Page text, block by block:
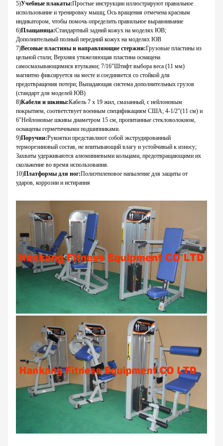
5)Учебные плакаты:Простые инструкции иллюстрируют правильное
использование и тренировку мышц; Ось вращения отмечена красным
индикатором, чтобы помочь определить правильное выравнивание
6)Плащаница:Стандартный задний кожух на моделях ЮВ;
Дополнительный полный передний кожух на моделях ЮВ
7)Весовые пластины и направляющие стержни:Грузовые пластины из
цельной стали; Верхняя утяжеляющая пластина оснащена
самосмазывающимися втулками; 7/16"Штифт выбора веса (11 мм)
магнитно фиксируется на месте и соединяется со стойкой для
предотвращения потери; Выпадающая система дополнительных грузов
(стандарт для моделей ЮВ)
8)Кабели и шкивы:Кабель 7 x 19 жил, смазанный, с нейлоновым
покрытием, соответствует военным спецификациям США; 4-1/2"(11 см) и
6"Нейлоновые шкивы диаметром 15 см, пропитанные стекловолокном,
оснащены герметичными подшипниками.
9)Поручни:Рукоятки представляют собой экструдированный
терморезиновый состав, не впитывающий влагу и устойчивый к износу;
Захваты удерживаются алюминиевыми кольцами, предотвращающими их
скольжение во время использования.
10)Платформы для ног:Полиэтиленовое напыление для защиты от
ударов, коррозии и истирания